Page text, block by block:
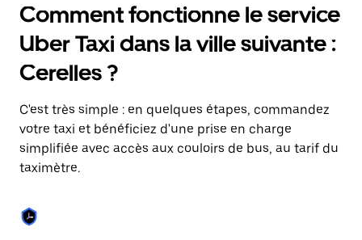
bas
pour
ouvrir
le
calendrier
et
une
date.
Appuyez
sur
la
pour
fermer
Comment fonctionne le service
Uber Taxi dans la ville suivante :
Cerelles ?
C'est très simple : en quelques étapes, commandez
votre taxi et bénéficiez d'une prise en charge
simplifiée avec accès aux couloirs de bus, au tarif du
taximètre.